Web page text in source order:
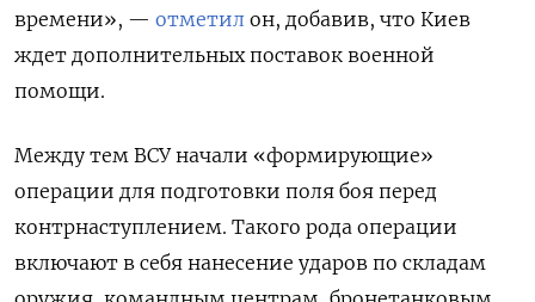
времени», — отметил он, добавив, что Киев
ждет дополнительных поставок военной
помощи.
Между тем ВСУ начали «формирующие»
операции для подготовки поля боя перед
контрнаступлением. Такого рода операции
включают в себя нанесение ударов по складам